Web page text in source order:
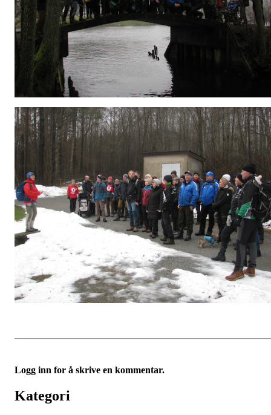
Logg inn for å skrive en kommentar.
Kategori